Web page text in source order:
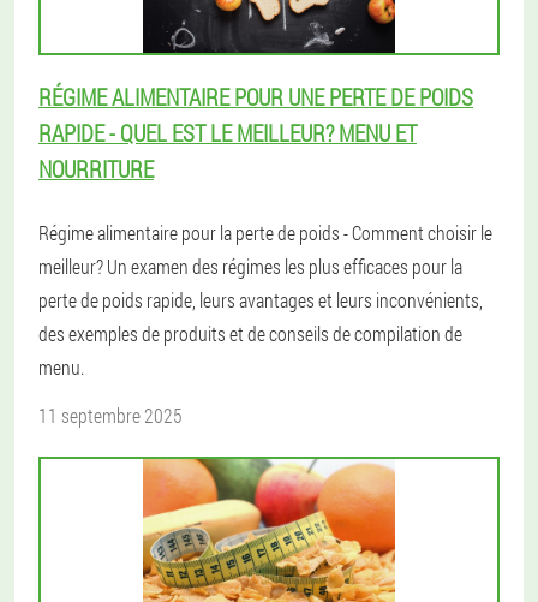
RÉGIME ALIMENTAIRE POUR UNE PERTE DE POIDS
RAPIDE - QUEL EST LE MEILLEUR? MENU ET
NOURRITURE
Régime alimentaire pour la perte de poids - Comment choisir le
meilleur? Un examen des régimes les plus efficaces pour la
perte de poids rapide, leurs avantages et leurs inconvénients,
des exemples de produits et de conseils de compilation de
menu.
11 septembre 2025